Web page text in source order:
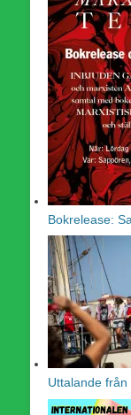
Bokrelease:
Uttalande